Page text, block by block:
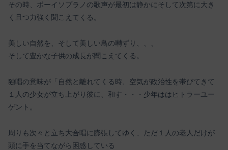
その時、ボーイソプラノの歌声が最初は静かにそして次第に大き
く且つ力強く聞こえてくる。
美しい自然を、そして美しい鳥の囀ずり、、、
そして豊かな子供の成長が聞こえてくる。
独唱の意味が「自然と離れてくる時、空気が政治性を帯びてきて
１人の少女が立ち上がり彼に、和す・・・少年ははヒトラーユー
ゲント。
周りも次々と立ち大合唱に膨張してゆく、ただ１人の老人だけが
頭に手を当てながら困惑している